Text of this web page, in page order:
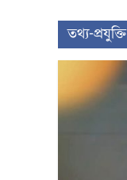
তথ্য-প্রযুক্তি